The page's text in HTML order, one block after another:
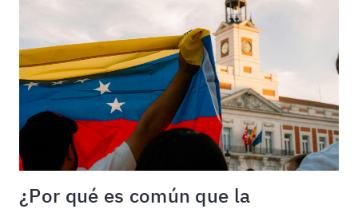
¿Por qué es común que la